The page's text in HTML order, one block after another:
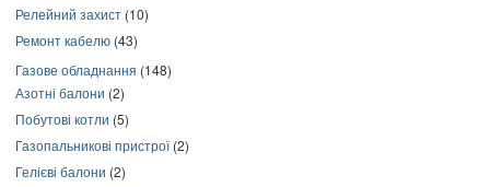
Релейний захист (10)
Ремонт кабелю (43)
Газове обладнання (148)
Азотні балони (2)
Побутові котли (5)
Газопальникові пристрої(2)
Гелієві балони (2)